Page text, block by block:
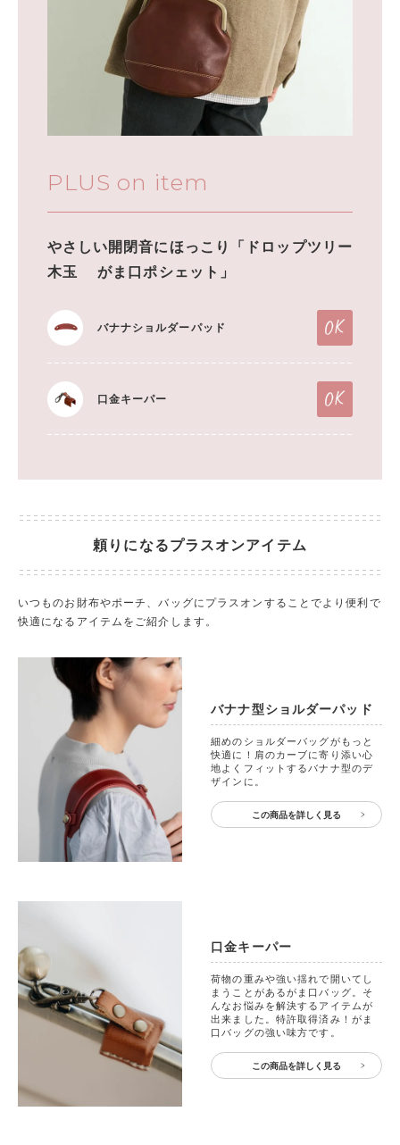
PLUS on item
やさしい開閉音にほっこり「ドロップツリー
木玉 がま口ポシェット」
バナナショルダーパッド
口金キーパー
頼りになるプラスオンアイテム
いつものお財布やポーチ、バッグにプラスオンすることでより便利で
快適になるアイテムをご紹介します。
バナナ型ショルダーパッド
細めのショルダーバッグがもっと
快適に！肩のカーブに寄り添い心
地よくフィットするバナナ型のデ
ザインに。
この商品を詳しく見る
口金キーパー
荷物の重みや強い揺れで開いてし
まうことがあるがま口バッグ。そ
んなお悩みを解決するアイテムが
出来ました。特許取得済み！がま
口バッグの強い味方です。
この商品を詳しく見る